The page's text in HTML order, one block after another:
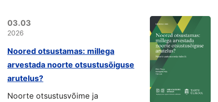
03.03
2026
Noored otsustamas: millega
arvestada noorte otsustusõiguse
arutelus?
Noorte otsustusvõime ja